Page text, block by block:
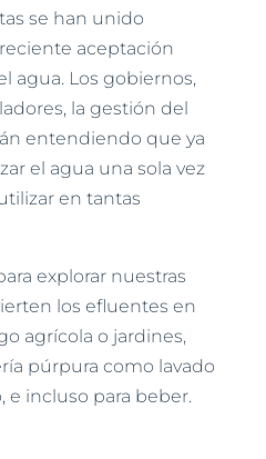
se han unido
aceptación
agua. Los gobiernos,
la gestión del
entendiendo que ya
el agua una sola vez
en tantas
explorar nuestras
los efluentes en
agrícola o jardines,
púrpura como lavado
e incluso para beber.